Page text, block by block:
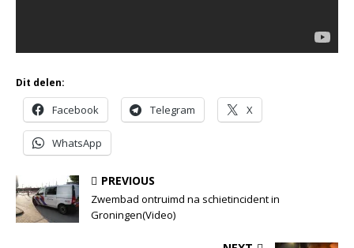
Dit delen:
Facebook Telegram X
WhatsApp
PREVIOUS
Zwembad ontruimd na schietincident in
Groningen(Video)